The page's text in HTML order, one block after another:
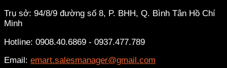
Trụ sở: 94/8/9 đường số 8, P. BHH, Q. Bình Tân Hồ Chí
Minh
Hotline: 0908.40.6869 - 0937.477.789
Email: emart.salesmanager@gmail.com